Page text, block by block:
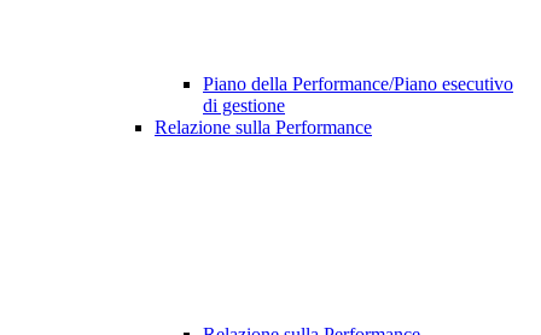
Piano della Performance/Piano esecutivo
di gestione
Relazione sulla Performance